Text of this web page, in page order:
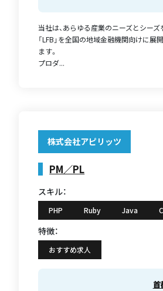
当社は、あらゆる産業のニーズとシー
「LFB」を全国の地域金融機関向けに展
ます。
プロダ...
株式会社アピリッツ
PM／PL
スキル：
PHP Ruby Java
特徴：
おすすめ求人
首